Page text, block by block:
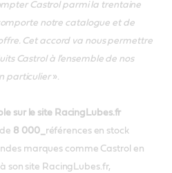
Castrol parmi la trentaine
notre catalogue et de
Cet accord va nous permettre
Castrol à l’ensemble de nos
particulier».
sur le site RacingLubes.fr
8 000_ références en stock
marques comme Castrol en
son site RacingLubes.fr,